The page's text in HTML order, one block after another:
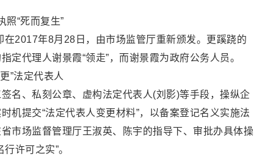
照“死而复生”
2017年8月28日，由市场监管厅重新颁发。更蹊跷的
定代理人谢景霞“领走”，而谢景霞为政府公务人员。
”法定代表人
名、私刻公章、虚构法定代表人(刘影)等手段，操纵企
机提交“法定代表人变更材料”，以备案登记名义实施法
市场监督管理厅王淑英、陈宇的指导下、审批办具体操
许可之实”。